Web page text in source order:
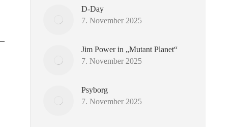
D-Day
7. November 2025
Jim Power in „Mutant Planet“
7. November 2025
Psyborg
7. November 2025